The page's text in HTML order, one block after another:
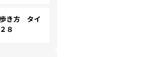
き方 タイ
８